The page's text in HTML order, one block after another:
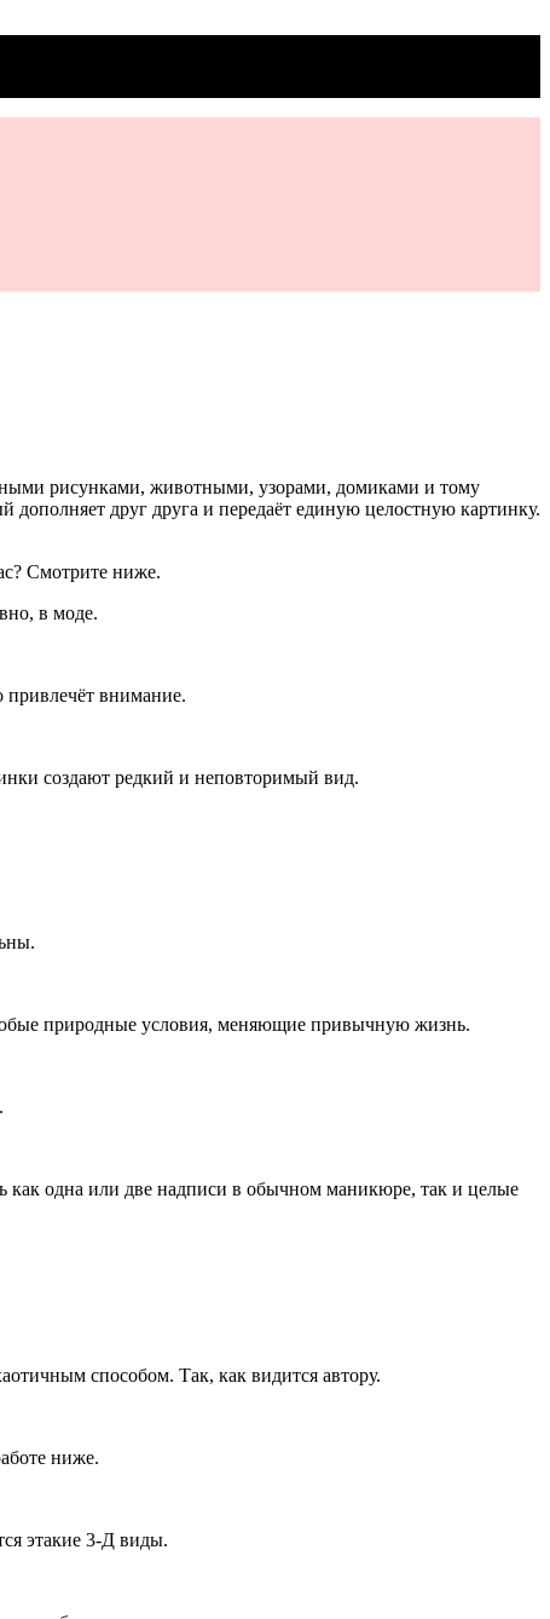
рисунками, животными, узорами, домиками и тому
друг друга и передаёт единую целостную картинку.
Смотрите ниже.
в моде.
привлечёт внимание.
создают редкий и неповторимый вид.
природные условия, меняющие привычную жизнь.
как одна или две надписи в обычном маникюре, так и целые
способом. Так, как видится автору.
ниже.
этакие 3-Д виды.